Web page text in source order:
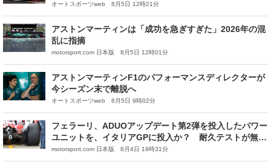
オートスポーツweb 8月5日 12時21分
アストンマーティンは「成功を急ぎすぎた」2026年の混
乱に指摘
motorsport.com 日本版 8月5日 12時01分
アストンマーティンF1のパフォーマンスディレクターが
今シーズン末で離脱へ
オートスポーツweb 8月5日 9時02分
フェラーリ、ADUOアップデート第2弾を投入したパワー
ユニットを、イタリアGPに投入か？ 耐久テストが無事
進行中との噂
motorsport.com 日本版 8月4日 19時31分